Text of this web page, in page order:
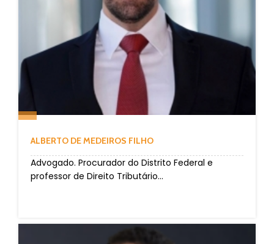
ALBERTO DE MEDEIROS FILHO
Advogado. Procurador do Distrito Federal e
professor de Direito Tributário...